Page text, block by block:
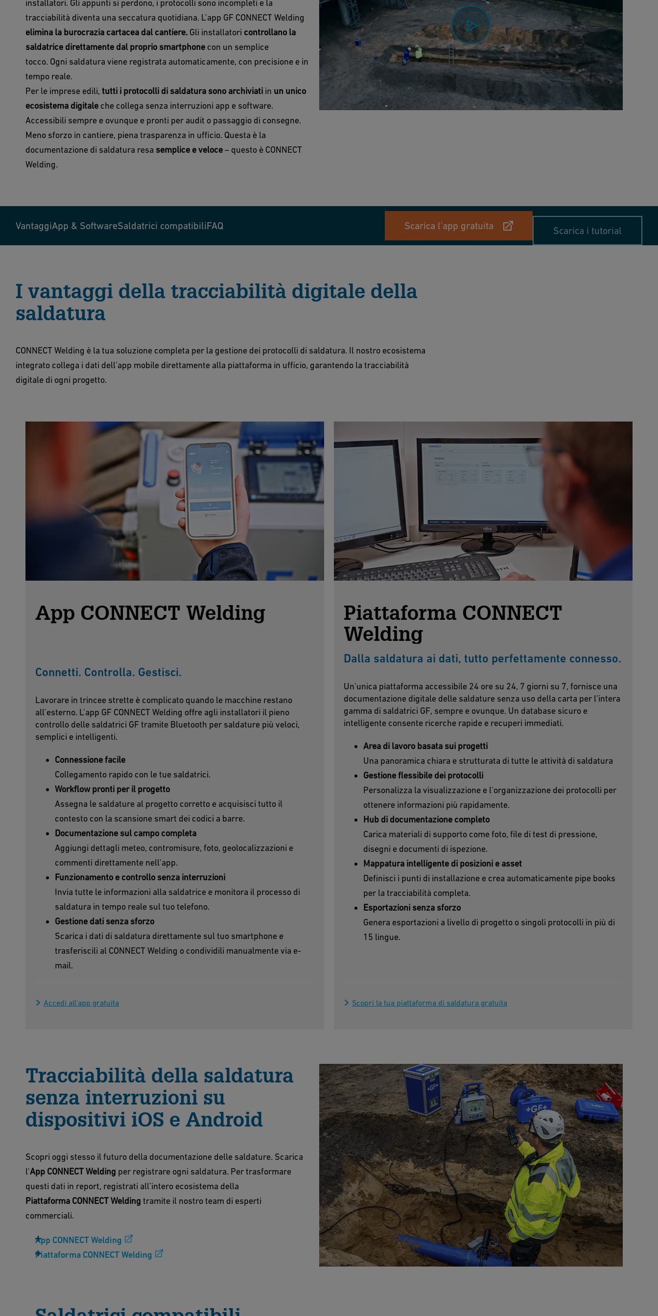
installatori. Gli appunti si perdono, i protocolli sono incompleti e la
tracciabilità diventa una seccatura quotidiana. L'app GF CONNECT Welding
elimina la burocrazia cartacea dal cantiere. Gli installatori controllano la
saldatrice direttamente dal proprio smartphone con un semplice
tocco. Ogni saldatura viene registrata automaticamente, con precisione e in
tempo reale.
Per le imprese edili, tutti i protocolli di saldatura sono archiviati in un unico
ecosistema digitale che collega senza interruzioni app e software.
Accessibili sempre e ovunque e pronti per audit o passaggio di consegne.
Meno sforzo in cantiere, piena trasparenza in ufficio. Questa è la
documentazione di saldatura resa semplice e veloce– questo è CONNECT
Welding.
0:00 / 0:42
VantaggiApp & SoftwareSaldatrici compatibiliFAQ Scarica l'app gratuita Scarica i tutorial
I vantaggi della tracciabilità digitale della
saldatura
CONNECT Welding è la tua soluzione completa per la gestione dei protocolli di saldatura. Il nostro ecosistema
integrato collega i dati dell'app mobile direttamente alla piattaforma in ufficio, garantendo la tracciabilità
digitale di ogni progetto.
App CONNECT Welding
Connetti. Controlla. Gestisci.
Lavorare in trincee strette è complicato quando le macchine restano
all'esterno. L'app GF CONNECT Welding offre agli installatori il pieno
controllo delle saldatrici GF tramite Bluetooth per saldature più veloci,
semplici e intelligenti.
Connessione facile
Collegamento rapido con le tue saldatrici.
Workflow pronti per il progetto
Assegna le saldature al progetto corretto e acquisisci tutto il
contesto con la scansione smart dei codici a barre.
Documentazione sul campo completa
Aggiungi dettagli meteo, contromisure, foto, geolocalizzazioni e
commenti direttamente nell'app.
Funzionamento e controllo senza interruzioni
Invia tutte le informazioni alla saldatrice e monitora il processo di
saldatura in tempo reale sul tuo telefono.
Gestione dati senza sforzo
Scarica i dati di saldatura direttamente sul tuo smartphone e
trasferiscili al CONNECT Welding o condividili manualmente via e-
mail.
Accedi all’app gratuita
Piattaforma CONNECT
Welding
Dalla saldatura ai dati, tutto perfettamente connesso.
Un'unica piattaforma accessibile 24 ore su 24, 7 giorni su 7, fornisce una
documentazione digitale delle saldature senza uso della carta per l'intera
gamma di saldatrici GF, sempre e ovunque. Un database sicuro e
intelligente consente ricerche rapide e recuperi immediati.
Area di lavoro basata sui progetti
Una panoramica chiara e strutturata di tutte le attività di saldatura
Gestione flessibile dei protocolli
Personalizza la visualizzazione e l'organizzazione dei protocolli per
ottenere informazioni più rapidamente.
Hub di documentazione completo
Carica materiali di supporto come foto, file di test di pressione,
disegni e documenti di ispezione.
Mappatura intelligente di posizioni e asset
Definisci i punti di installazione e crea automaticamente pipe books
per la tracciabilità completa.
Esportazioni senza sforzo
Genera esportazioni a livello di progetto o singoli protocolli in più di
15 lingue.
Scopri la tua piattaforma di saldatura gratuita
Tracciabilità della saldatura
senza interruzioni su
dispositivi iOS e Android
Scopri oggi stesso il futuro della documentazione delle saldature. Scarica
l'App CONNECT Welding per registrare ogni saldatura. Per trasformare
questi dati in report, registrati all’intero ecosistema della
Piattaforma CONNECT Welding tramite il nostro team di esperti
commerciali.
App CONNECT Welding
Piattaforma CONNECT Welding